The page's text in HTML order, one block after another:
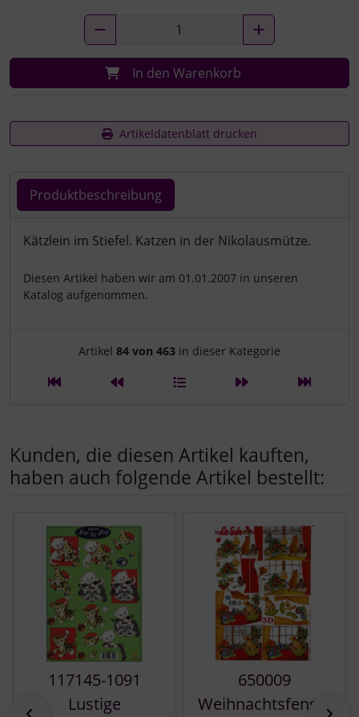
In den Warenkorb
Artikeldatenblatt drucken
Produktbeschreibung
Produktbeschreibung
Kätzlein im Stiefel. Katzen in der Nikolausmütze.
Diesen Artikel haben wir am 01.01.2007 in unseren
Katalog aufgenommen.
Artikelnavigation innerhalb
Artikel 84 von 463 in dieser Kategorie
Kunden, die diesen Artikel kauften,
haben auch folgende Artikel bestellt:
zurück
117145-1091
Lustige
650009
Weihnachtsfenste